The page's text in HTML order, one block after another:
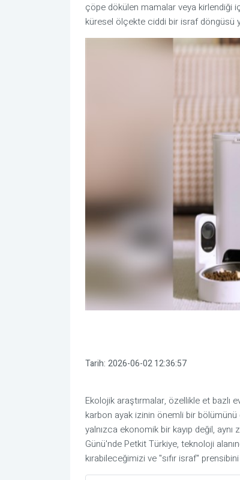
çöpe dökülen mamalar veya kirlendiği
küresel ölçekte ciddi bir israf döngüsü
Tarih: 2026-06-02 12:36:57
Ekolojik araştırmalar, özellikle et bazlı
karbon ayak izinin önemli bir
yalnızca ekonomik bir kayıp değil,
Günü'nde Petkit Türkiye, teknoloji
kırabileceğimizi ve "sıfır israf"